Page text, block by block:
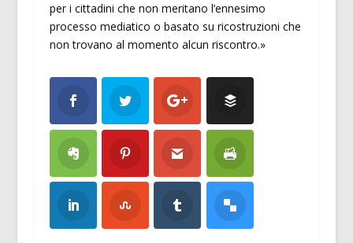
per i cittadini che non meritano l’ennesimo
processo mediatico o basato su ricostruzioni che
non trovano al momento alcun riscontro.»